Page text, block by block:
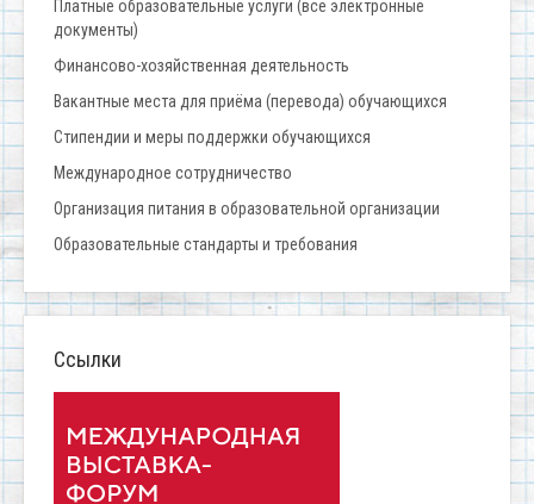
Платные образовательные услуги (все электронные
документы)
Финансово-хозяйственная деятельность
Вакантные места для приёма (перевода) обучающихся
Стипендии и меры поддержки обучающихся
Международное сотрудничество
Организация питания в образовательной организации
Образовательные стандарты и требования
Ссылки